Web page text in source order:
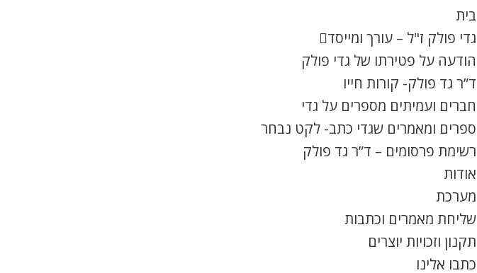
בית
גדי פולק ז"ל – עורך ומייסד
הודעה על פטירתו של גדי פולק
ד”ר גד פולק- קורות חייו
חברים ועמיתים מספרים על גדי
ספרים ומאמרים שגדי כתב- לקט נבחר
רשימת פרסומים – ד”ר גד פולק
אודות
מערכת
שליחת מאמרים וכתבות
תקנון וזכויות יוצרים
כתבו אלינו